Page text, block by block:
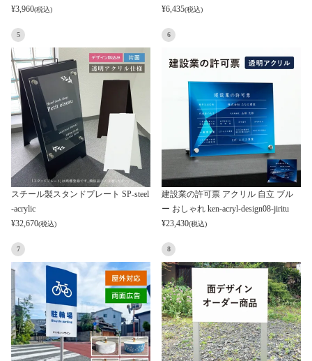
¥3,960(税込)
¥6,435(税込)
5
スチール製スタンドプレート SP-steel
-acrylic
¥32,670(税込)
6
建設業の許可票 アクリル 自立 ブル
ー おしゃれ ken-acryl-design08-jiritu
¥23,430(税込)
7 8